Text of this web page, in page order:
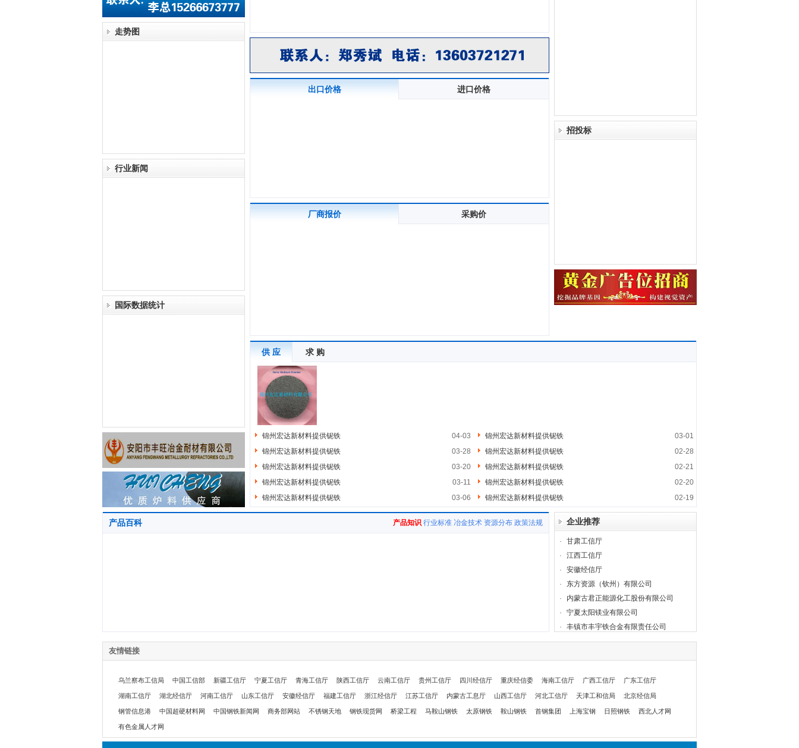
走势图
行业新闻
国际数据统计
出口价格 进口价格
厂商报价 采购价
招投标
供 应 求 购
锦州宏达新材料提供铌铁
04-03
锦州宏达新材料提供铌铁
03-28
锦州宏达新材料提供铌铁
03-20
锦州宏达新材料提供铌铁
03-11
锦州宏达新材料提供铌铁
03-06
锦州宏达新材料提供铌铁
03-01
锦州宏达新材料提供铌铁
02-28
锦州宏达新材料提供铌铁
02-21
锦州宏达新材料提供铌铁
02-20
锦州宏达新材料提供铌铁
02-19
产品百科 产品知识 行业标准 冶金技术 资源分布 政策法规 企业推荐
·
甘肃工信厅
·
江西工信厅
·
安徽经信厅
·
东方资源（钦州）有限公司
·
内蒙古君正能源化工股份有限公司
·
宁夏太阳镁业有限公司
·
丰镇市丰宇铁合金有限责任公司
友情链接
乌兰察布工信局 中国工信部 新疆工信厅 宁夏工信厅 青海工信厅 陕西工信厅 云南工信厅 贵州工信厅 四川经信厅 重庆经信委 海南工信厅 广西工信厅 广东工信厅
湖南工信厅 湖北经信厅 河南工信厅 山东工信厅 安徽经信厅 福建工信厅 浙江经信厅 江苏工信厅 内蒙古工息厅 山西工信厅 河北工信厅 天津工和信局 北京经信局
钢管信息港 中国超硬材料网 中国钢铁新闻网 商务部网站 不锈钢天地 钢铁现货网 桥梁工程 马鞍山钢铁 太原钢铁 鞍山钢铁 首钢集团 上海宝钢 日照钢铁 西北人才网
有色金属人才网